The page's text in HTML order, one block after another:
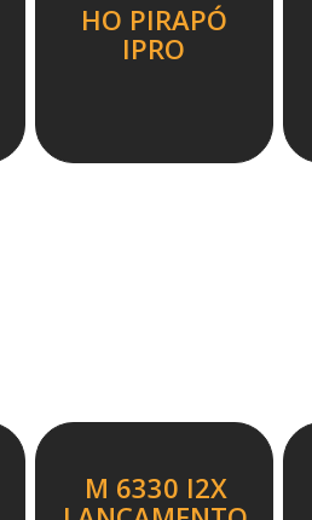
HO PIRAPÓ
IPRO
M 6330 I2X